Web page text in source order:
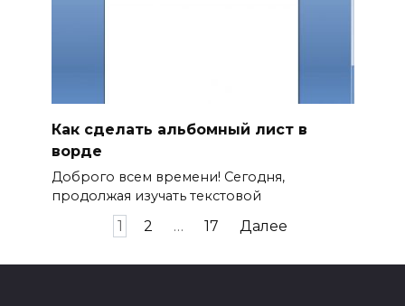
Как сделать альбомный лист в
ворде
Доброго всем времени! Сегодня,
продолжая изучать текстовой
1 2 … 17 Далее